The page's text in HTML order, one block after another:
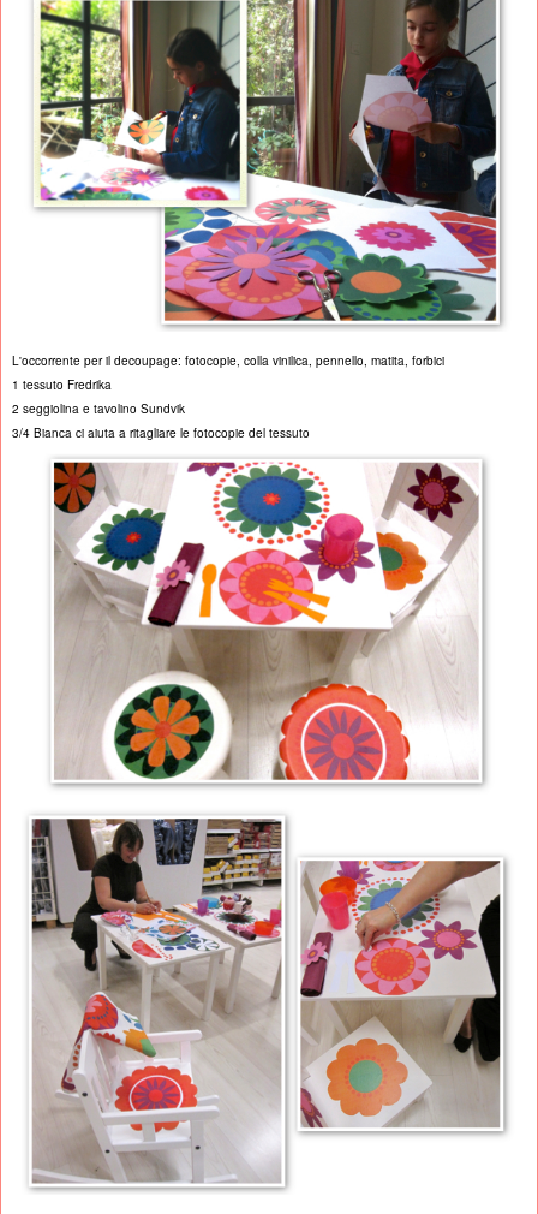
L'occorrente per il decoupage: fotocopie, colla vinilica, pennello, matita, forbici
1 tessuto Fredrika
2 seggiolina e tavolino Sundvik
3/4 Bianca ci aiuta a ritagliare le fotocopie del tessuto